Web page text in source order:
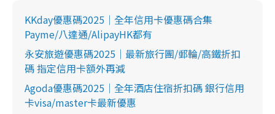
KKday優惠碼2025｜全年信用卡優惠碼合集
Payme/八達通/AlipayHK都有
永安旅遊優惠碼2025｜最新旅行團/郵輪/高鐵折扣
碼 指定信用卡額外再減
Agoda優惠碼2025｜全年酒店住宿折扣碼 銀行信用
卡visa/master卡最新優惠